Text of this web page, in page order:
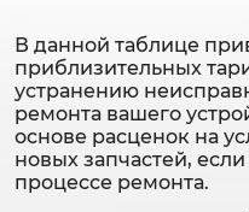
В данной таблице
приблизительных
устранению
ремонта вашего
основе расценок на
новых запчастей,
процессе ремонта.